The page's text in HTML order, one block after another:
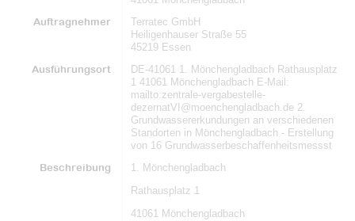
Auftragnehmer
Terratec GmbH
Heiligenhauser Straße 55
45219 Essen
Ausführungsort
DE-41061 1. Mönchengladbach Rathausplatz
1 41061 Mönchengladbach E-Mail:
mailto:zentrale-vergabestelle-
dezernatVI@moenchengladbach.de 2.
Grundwassererkundungen an verschiedenen
Standorten in Mönchengladbach - Erstellung
von 16 Grundwasserbeschaffenheitsmessst
Beschreibung
1. Mönchengladbach
Rathausplatz 1
41061 Mönchengladbach